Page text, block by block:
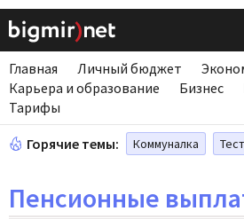
Главная Личный бюджет
Карьера и образование
Бизнес
Тарифы
Горячие темы: Коммуналка
Пенсионные